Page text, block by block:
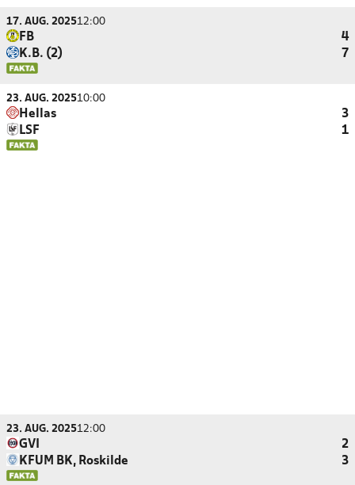
17. AUG. 202512:00
FB
4
K.B. (2)
7
23. AUG. 202510:00
Hellas
3
LSF
1
23. AUG. 202512:00
GVI
2
KFUM BK, Roskilde
3